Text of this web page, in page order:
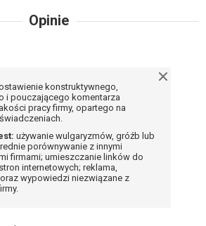
Opinie
konstruktywnego,
i pouczającego komentarza
pracy firmy, opartego na
używanie wulgaryzmów, gróźb lub
porównywanie z innymi
firmami; umieszczanie linków do
internetowych; reklama,
wypowiedzi niezwiązane z